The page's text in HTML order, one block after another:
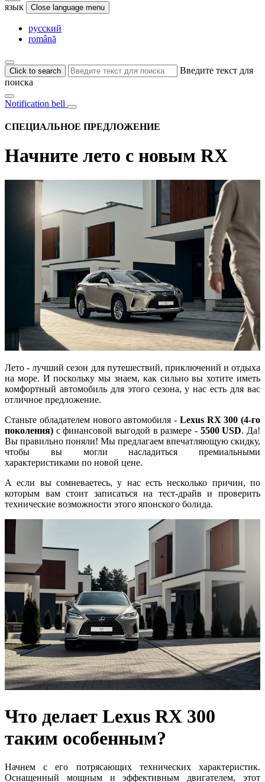
язык Close language menu
русский
română
Click to search
Введите текст для
поиска
Notification bell
СПЕЦИАЛЬНОЕ ПРЕДЛОЖЕНИЕ
Начните лето с новым RX
Лето - лучший сезон для путешествий, приключений и отдыха
на море. И поскольку мы знаем, как сильно вы хотите иметь
комфортный автомобиль для этого сезона, у нас есть для вас
отличное предложение.
Станьте обладателем нового автомобиля - Lexus RX 300 (4-го
поколения) с финансовой выгодой в размере - 5500 USD. Да!
Вы правильно поняли! Мы предлагаем впечатляющую скидку,
чтобы вы могли насладиться премиальными
характеристиками по новой цене.
А если вы сомневаетесь, у нас есть несколько причин, по
которым вам стоит записаться на тест-драйв и проверить
технические возможности этого японского болида.
Что делает Lexus RX 300
таким особенным?
Начнем с его потрясающих технических характеристик.
Оснащенный мощным и эффективным двигателем, этот